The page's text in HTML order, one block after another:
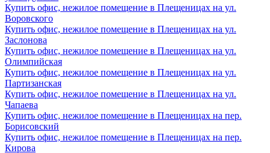
Купить офис, нежилое помещение в Плещеницах на ул.
Воровского
Купить офис, нежилое помещение в Плещеницах на ул.
Заслонова
Купить офис, нежилое помещение в Плещеницах на ул.
Олимпийская
Купить офис, нежилое помещение в Плещеницах на ул.
Партизанская
Купить офис, нежилое помещение в Плещеницах на ул.
Чапаева
Купить офис, нежилое помещение в Плещеницах на пер.
Борисовский
Купить офис, нежилое помещение в Плещеницах на пер.
Кирова